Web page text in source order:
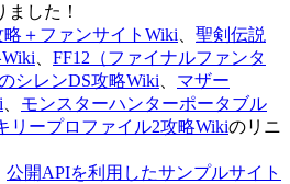
ました！
＋ファンサイトWiki
聖剣伝説
FF12（ファイナルファンタ
シレンDS攻略Wiki
マザー
モンスターハンターポータブル
リープロファイル2攻略Wikiのリニ
公開APIを利用したサンプルサイト